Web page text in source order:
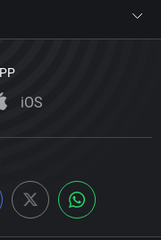
iOS